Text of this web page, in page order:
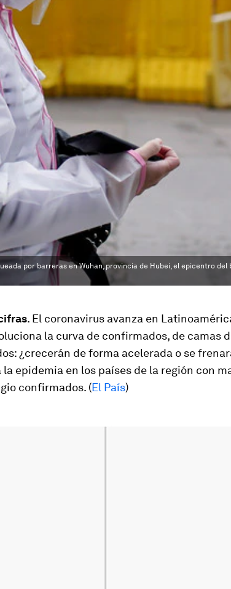
por barreras en Wuhan, provincia de Hubei, el epicentro
. El coronavirus avanza en
la curva de confirmados, de camas
¿crecerán de forma acelerada o se
la epidemia en los países de la región con
confirmados. (El País)